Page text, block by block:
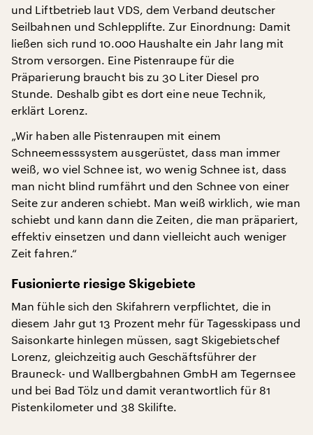
und Liftbetrieb laut VDS, dem Verband deutscher
Seilbahnen und Schlepplifte. Zur Einordnung: Damit
ließen sich rund 10.000 Haushalte ein Jahr lang mit
Strom versorgen. Eine Pistenraupe für die
Präparierung braucht bis zu 30 Liter Diesel pro
Stunde. Deshalb gibt es dort eine neue Technik,
erklärt Lorenz.
„Wir haben alle Pistenraupen mit einem
Schneemesssystem ausgerüstet, dass man immer
weiß, wo viel Schnee ist, wo wenig Schnee ist, dass
man nicht blind rumfährt und den Schnee von einer
Seite zur anderen schiebt. Man weiß wirklich, wie man
schiebt und kann dann die Zeiten, die man präpariert,
effektiv einsetzen und dann vielleicht auch weniger
Zeit fahren.“
Fusionierte riesige Skigebiete
Man fühle sich den Skifahrern verpflichtet, die in
diesem Jahr gut 13 Prozent mehr für Tagesskipass und
Saisonkarte hinlegen müssen, sagt Skigebietschef
Lorenz, gleichzeitig auch Geschäftsführer der
Brauneck- und Wallbergbahnen GmbH am Tegernsee
und bei Bad Tölz und damit verantwortlich für 81
Pistenkilometer und 38 Skilifte.